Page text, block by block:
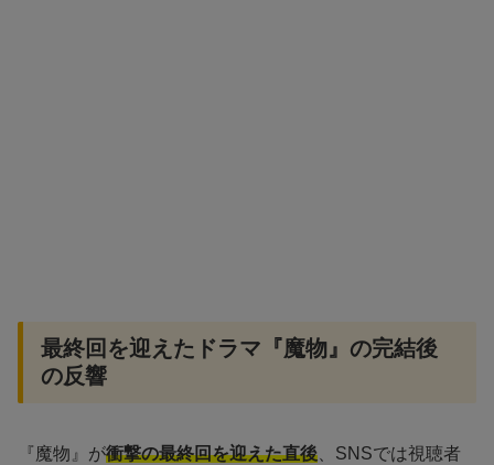
最終回を迎えたドラマ『魔物』の完結後
の反響
『魔物』が衝撃の最終回を迎えた直後 、SNSでは視聴者